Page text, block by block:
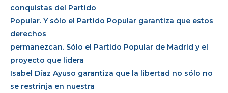
conquistas del Partido
Popular. Y sólo el Partido Popular garantiza que estos
derechos
permanezcan. Sólo el Partido Popular de Madrid y el
proyecto que lidera
Isabel Díaz Ayuso garantiza que la libertad no sólo no
se restrinja en nuestra